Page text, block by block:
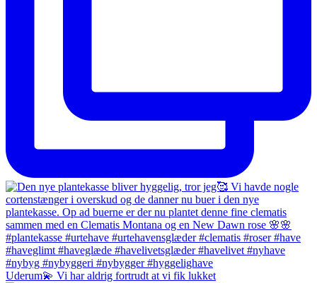
Uderum💫 Vi har aldrig fortrudt at vi fik lukket